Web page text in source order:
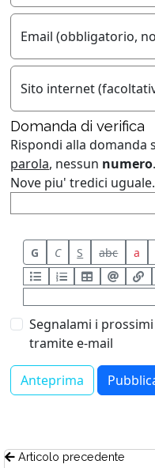
Email (obbligatorio,
Sito internet
Domanda di verifica
Rispondi alla domanda
parola, nessun numero.
Nove piu' tredici
G C S abc a
Segnalami i
tramite e-mail
Articolo precedente